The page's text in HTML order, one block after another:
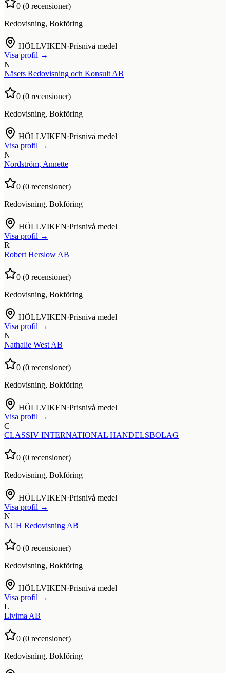
0 (0 recensioner)
Redovisning, Bokföring
HÖLLVIKEN·Prisnivå medel
Visa profil →
N
Näsets Redovisning och Konsult AB
0 (0 recensioner)
Redovisning, Bokföring
HÖLLVIKEN·Prisnivå medel
Visa profil →
N
Nordström, Annette
0 (0 recensioner)
Redovisning, Bokföring
HÖLLVIKEN·Prisnivå medel
Visa profil →
R
Robert Herslow AB
0 (0 recensioner)
Redovisning, Bokföring
HÖLLVIKEN·Prisnivå medel
Visa profil →
N
Nathalie West AB
0 (0 recensioner)
Redovisning, Bokföring
HÖLLVIKEN·Prisnivå medel
Visa profil →
C
CLASSIV INTERNATIONAL HANDELSBOLAG
0 (0 recensioner)
Redovisning, Bokföring
HÖLLVIKEN·Prisnivå medel
Visa profil →
N
NCH Redovisning AB
0 (0 recensioner)
Redovisning, Bokföring
HÖLLVIKEN·Prisnivå medel
Visa profil →
L
Livima AB
0 (0 recensioner)
Redovisning, Bokföring